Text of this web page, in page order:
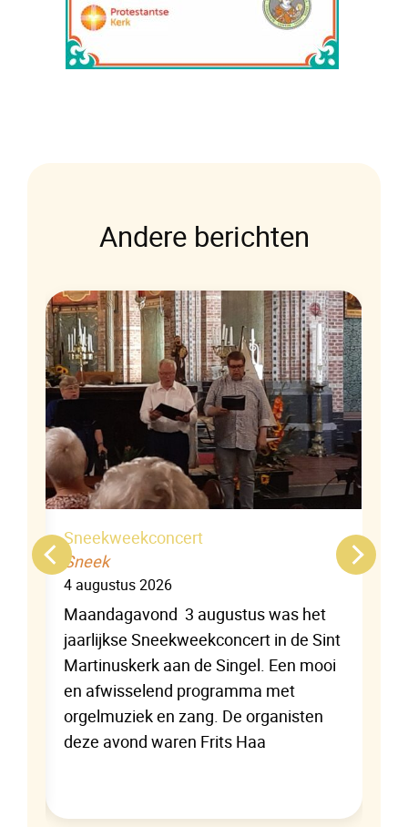
Andere berichten
Sneekweekconcert
Sneek
4 augustus 2026
Maandagavond 3 augustus was het
jaarlijkse Sneekweekconcert in de Sint
Martinuskerk aan de Singel. Een mooi
en afwisselend programma met
orgelmuziek en zang. De organisten
deze avond waren Frits Haa